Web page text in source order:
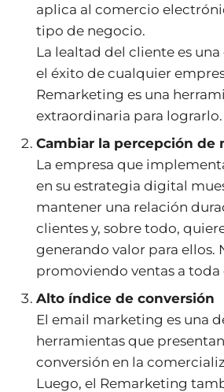
aplica al comercio
tipo de negocio.
La lealtad del cliente es una
el éxito de cualquier
Remarketing es una
extraordinaria para lograrlo.
Cambiar la percepción de
La empresa que
en su estrategia digital
mantener una relación
clientes y, sobre todo,
generando valor para ellos.
promoviendo ventas a toda
Alto índice de conversión
El email marketing es una
herramientas que
conversión en la
Luego, el Remarketing